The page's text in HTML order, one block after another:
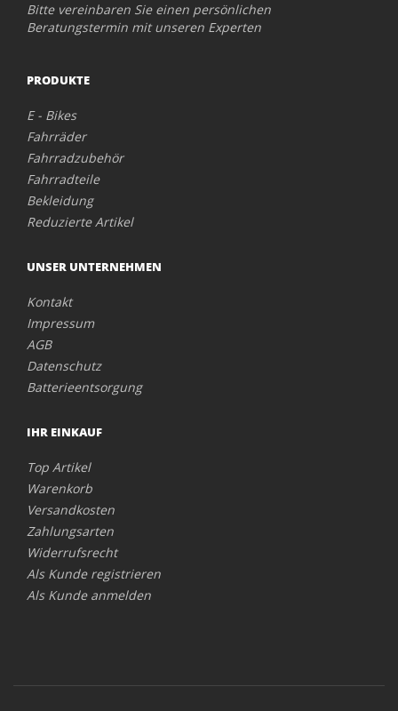
Bitte vereinbaren Sie einen persönlichen
Beratungstermin mit unseren Experten
PRODUKTE
E - Bikes
Fahrräder
Fahrradzubehör
Fahrradteile
Bekleidung
Reduzierte Artikel
UNSER UNTERNEHMEN
Kontakt
Impressum
AGB
Datenschutz
Batterieentsorgung
IHR EINKAUF
Top Artikel
Warenkorb
Versandkosten
Zahlungsarten
Widerrufsrecht
Als Kunde registrieren
Als Kunde anmelden